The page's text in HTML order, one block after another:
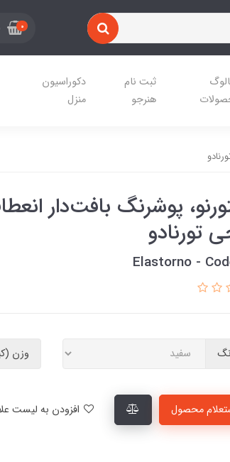
0
ثبت نام
هنرجو
دکوراسیون
منزل
پوشرنگ بافت‌دار
تورنادو
Elastorno -
وزن
محصول